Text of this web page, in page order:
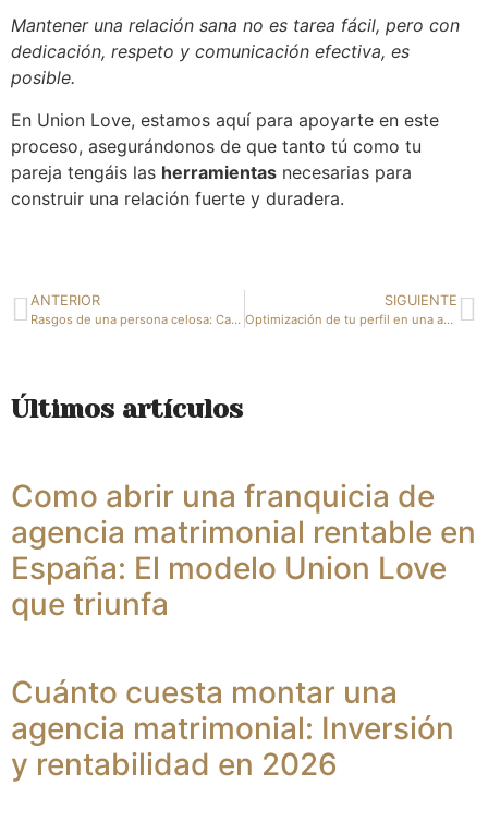
Mantener una relación sana no es tarea fácil, pero con
dedicación, respeto y comunicación efectiva, es
posible.
En Union Love, estamos aquí para apoyarte en este
proceso, asegurándonos de que tanto tú como tu
pareja tengáis las herramientas necesarias para
construir una relación fuerte y duradera.
ANTERIOR
Rasgos de una persona celosa: Características y señales de alerta de los celos en una relación
SIGUIENTE
Optimización de tu perfil en una agencia matrimonial
Últimos artículos
Como abrir una franquicia de
agencia matrimonial rentable en
España: El modelo Union Love
que triunfa
Cuánto cuesta montar una
agencia matrimonial: Inversión
y rentabilidad en 2026